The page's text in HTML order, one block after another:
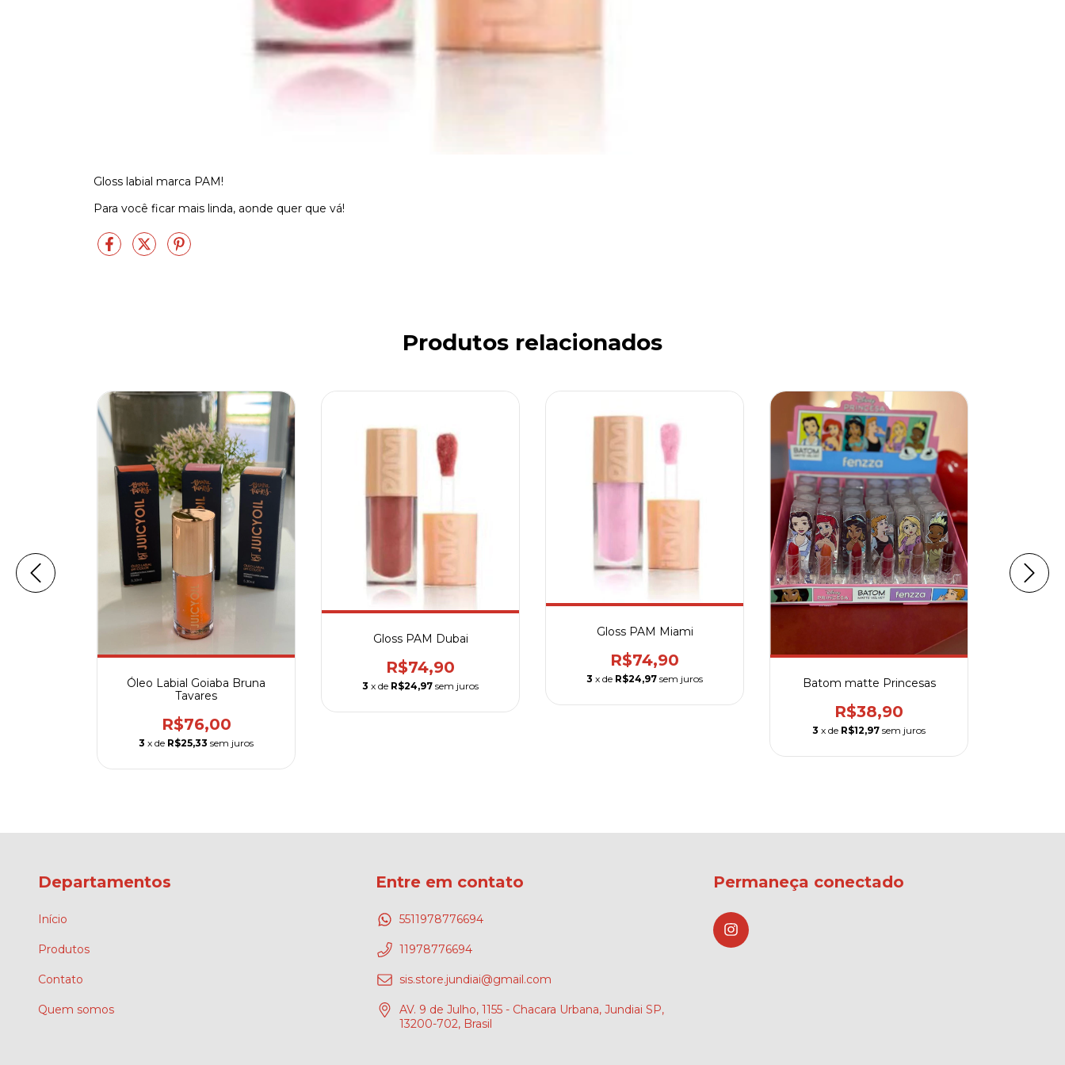
Gloss labial marca PAM!
Para você ficar mais linda, aonde quer que vá!
Produtos relacionados
Óleo Labial Goiaba Bruna
Tavares
R$76,00
3 x de R$25,33 sem juros
Gloss PAM Dubai
R$74,90
3 x de R$24,97 sem juros
Gloss PAM Miami
R$74,90
3 x de R$24,97 sem juros Batom matte Princesas
R$38,90
3 x de R$12,97 sem juros
Departamentos
Início
Produtos
Contato
Quem somos
Entre em contato
5511978776694
11978776694
sis.store.jundiai@gmail.com
AV. 9 de Julho, 1155 - Chacara Urbana, Jundiai SP,
13200-702, Brasil
Permaneça conectado